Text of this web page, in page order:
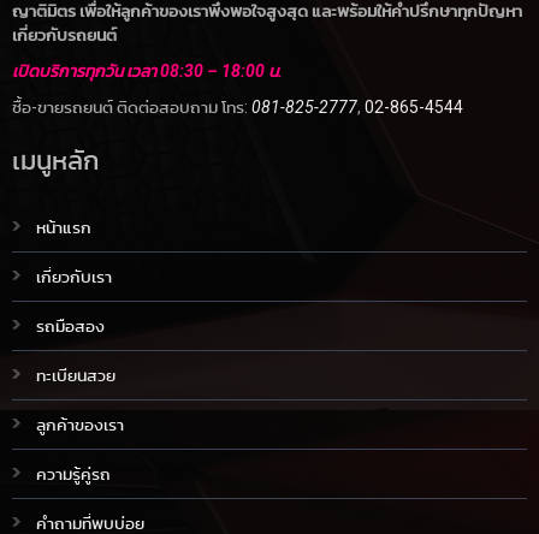
ญาติมิตร เพื่อให้ลูกค้าของเราพึงพอใจสูงสุด และพร้อมให้คำปรึกษาทุกปัญหา
เกี่ยวกับรถยนต์
เปิดบริการทุกวัน เวลา 08:30 – 18:00 น.
ซื้อ-ขายรถยนต์ ติดต่อสอบถาม โทร: 081-825-2777, 02-865-4544
เมนูหลัก
หน้าแรก
เกี่ยวกับเรา
รถมือสอง
ทะเบียนสวย
ลูกค้าของเรา
ความรู้คู่รถ
คำถามที่พบบ่อย